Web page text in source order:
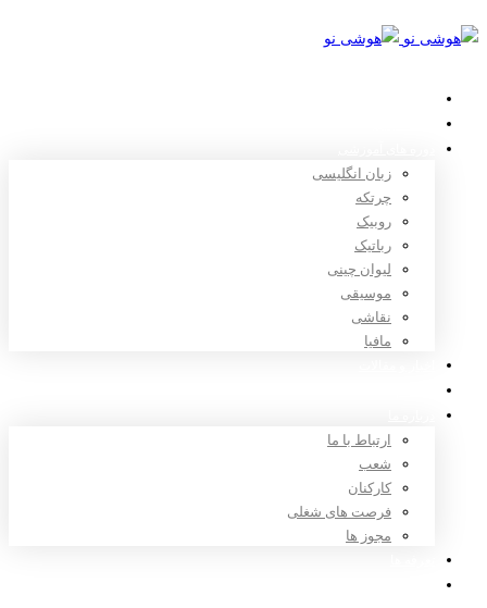
زبان انگلیسی
چرتکه
روبیک
رباتیک
لیوان چینی
موسیقی
نقاشی
مافیا
ارتباط با ما
شعب
کارکنان
فرصت های شغلی
مجوز ها